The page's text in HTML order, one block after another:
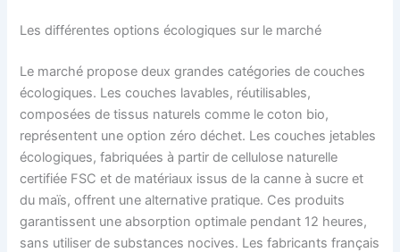
Les différentes options écologiques sur le marché
Le marché propose deux grandes catégories de couches
écologiques. Les couches lavables, réutilisables,
composées de tissus naturels comme le coton bio,
représentent une option zéro déchet. Les couches jetables
écologiques, fabriquées à partir de cellulose naturelle
certifiée FSC et de matériaux issus de la canne à sucre et
du maïs, offrent une alternative pratique. Ces produits
garantissent une absorption optimale pendant 12 heures,
sans utiliser de substances nocives. Les fabricants français